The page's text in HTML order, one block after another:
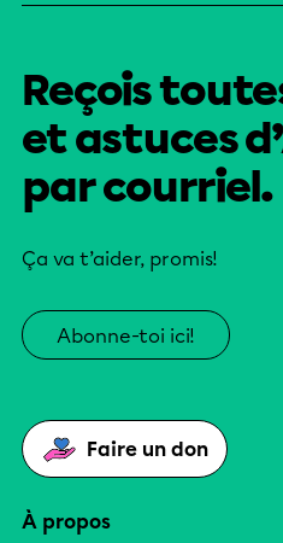
Reçois
et astuces
par courriel.
Ça va t’aider, promis!
Abonne-toi ici!
Faire un don
À propos